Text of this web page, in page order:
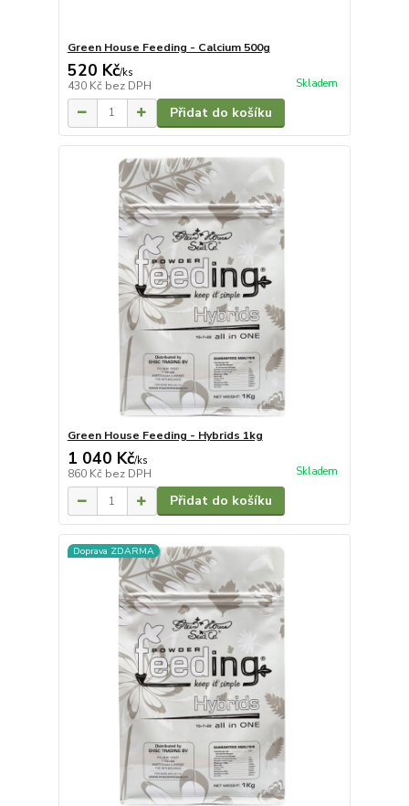
Green House Feeding - Calcium 500g
520 Kč/ks
430 Kč bez DPH Skladem
Přidat do košíku
Green House Feeding - Hybrids 1kg
1 040 Kč/ks
860 Kč bez DPH Skladem
Přidat do košíku
Doprava ZDARMA